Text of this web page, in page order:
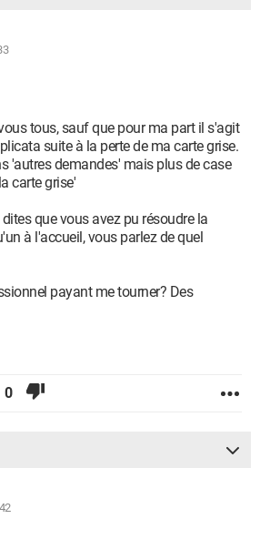
tous, sauf que pour ma part il s'agit
suite à la perte de ma carte grise.
'autres demandes' mais plus de case
carte grise'
que vous avez pu résoudre la
à l'accueil, vous parlez de quel
payant me tourner? Des
0